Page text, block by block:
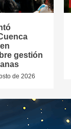
gestión
de 2026